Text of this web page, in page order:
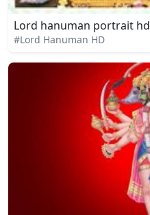
Lord hanuman portrait hd
#Lord Hanuman HD